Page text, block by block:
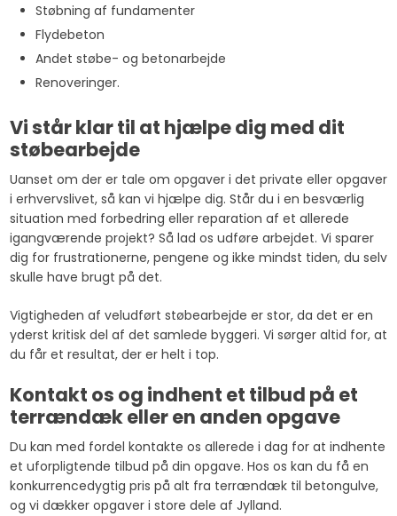
Støbning af fundamenter
Flydebeton
Andet støbe- og betonarbejde
Renoveringer.
Vi står klar til at hjælpe dig med dit
støbearbejde
Uanset om der er tale om opgaver i det private eller opgaver
i erhvervslivet, så kan vi hjælpe dig. Står du i en besværlig
situation med forbedring eller reparation af et allerede
igangværende projekt? Så lad os udføre arbejdet. Vi sparer
dig for frustrationerne, pengene og ikke mindst tiden, du selv
skulle have brugt på det.
Vigtigheden af veludført støbearbejde er stor, da det er en
yderst kritisk del af det samlede byggeri. Vi sørger altid for, at
du får et resultat, der er helt i top.
Kontakt os og indhent et tilbud på et
terrændæk eller en anden opgave
Du kan med fordel kontakte os allerede i dag for at indhente
et uforpligtende tilbud på din opgave. Hos os kan du få en
konkurrencedygtig pris på alt fra terrændæk til betongulve,
og vi dækker opgaver i store dele af Jylland.